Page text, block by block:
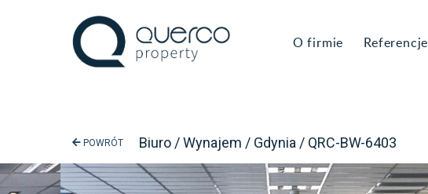
O firmie Referencje
POWRÓT Biuro / Wynajem / Gdynia / QRC-BW-6403